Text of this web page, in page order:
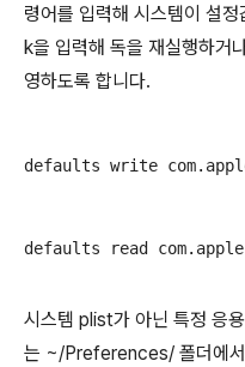
령어를 입력해 시스템이 설
k을 입력해 독을 재실행하거
영하도록 합니다.
defaults write
defaults read
시스템 plist가 아닌 특정 응
는 ~/Preferences/ 폴더에